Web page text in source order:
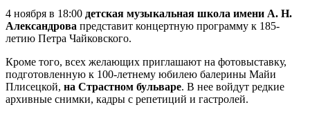
4 ноября в 18:00 детская музыкальная школа имени А. Н.
Александрова представит концертную программу к 185-
летию Петра Чайковского.
Кроме того, всех желающих приглашают на фотовыставку,
подготовленную к 100-летнему юбилею балерины Майи
Плисецкой, на Страстном бульваре. В нее войдут редкие
архивные снимки, кадры с репетиций и гастролей.